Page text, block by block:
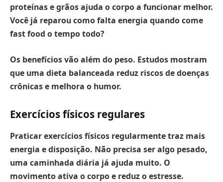
proteínas e grãos ajuda o corpo a funcionar melhor.
Você já reparou como falta energia quando come
fast food o tempo todo?
Os benefícios vão além do peso. Estudos mostram
que uma dieta balanceada reduz riscos de doenças
crônicas e melhora o humor.
Exercícios físicos regulares
Praticar exercícios físicos regularmente traz mais
energia e disposição. Não precisa ser algo pesado,
uma caminhada diária já ajuda muito. O
movimento ativa o corpo e reduz o estresse.